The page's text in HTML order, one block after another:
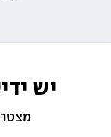
יש